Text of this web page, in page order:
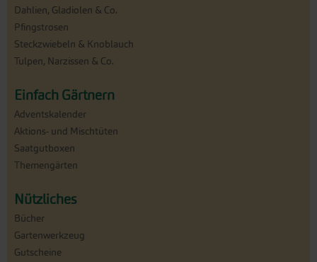
Dahlien, Gladiolen & Co.
Pfingstrosen
Steckzwiebeln & Knoblauch
Tulpen, Narzissen & Co.
Einfach Gärtnern
Adventskalender
Aktions- und Mischtüten
Saatgutboxen
Themengärten
Nützliches
Bücher
Gartenwerkzeug
Gutscheine